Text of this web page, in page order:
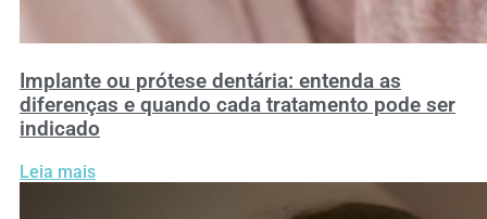
Implante ou prótese dentária: entenda as
diferenças e quando cada tratamento pode ser
indicado
Leia mais